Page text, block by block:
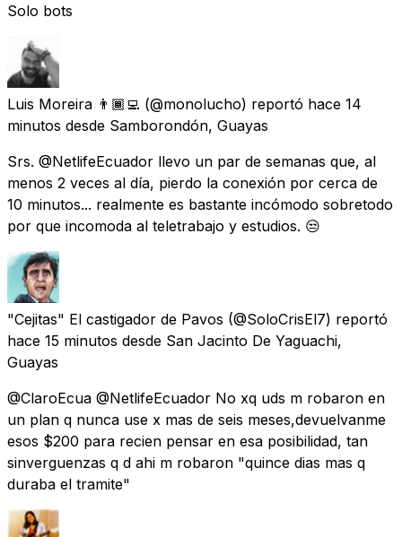
Solo bots
Luis Moreira 👨🏾‍💻 (@monolucho) reportó hace 14
minutos desde Samborondón, Guayas
Srs. @NetlifeEcuador llevo un par de semanas que, al
menos 2 veces al día, pierdo la conexión por cerca de
10 minutos... realmente es bastante incómodo sobretodo
por que incomoda al teletrabajo y estudios. 😒
"Cejitas" El castigador de Pavos (@SoloCrisEl7) reportó
hace 15 minutos desde San Jacinto De Yaguachi,
Guayas
@ClaroEcua @NetlifeEcuador No xq uds m robaron en
un plan q nunca use x mas de seis meses,devuelvanme
esos $200 para recien pensar en esa posibilidad, tan
sinverguenzas q d ahi m robaron "quince dias mas q
duraba el tramite"